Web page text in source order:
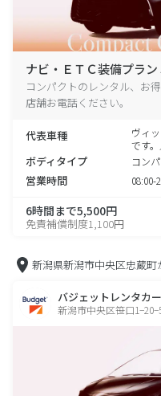
ナビ・ＥＴＣ装備プラン
コンパクトのレンタル、お
店舗お電話ください。
代表車種
ヴィ
です。
ボディタイプ コン
営業時間 08:00-
6時間まで5,500円
免責補償制度1,100円
新潟県新潟市中央区忠蔵町
バジェットレンタカ
新潟市中央区笹口